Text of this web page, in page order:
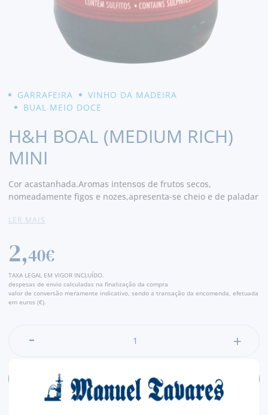
GARRAFEIRA
VINHO DA MADEIRA
BUAL MEIO DOCE
H&H BOAL (MEDIUM RICH)
MINI
Cor acastanhada.Aromas intensos de frutos secos,
nomeadamente figos e nozes,apresenta-se cheio e de paladar
Final prolongado. - Produtor
LER MAIS
2,40€
TAXA LEGAL EM VIGOR INCLUÍDO.
despesas de envio calculadas na finalização da compra
valor de conversão meramente indicativo, sendo a transação da encomenda, efetuada
em euros (€).
ADICIONAR